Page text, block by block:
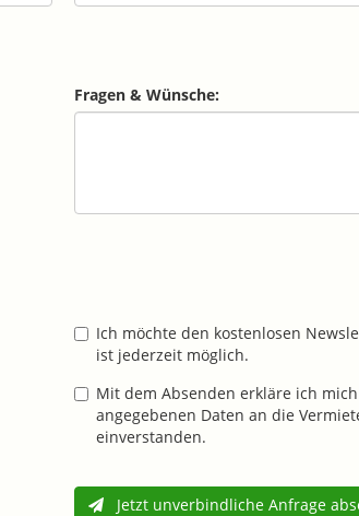
Fragen & Wünsche:
Ich möchte den kostenlosen
ist jederzeit möglich.
Mit dem Absenden erkläre ich
angegebenen Daten an die
einverstanden.
Jetzt unverbindliche Anfrage